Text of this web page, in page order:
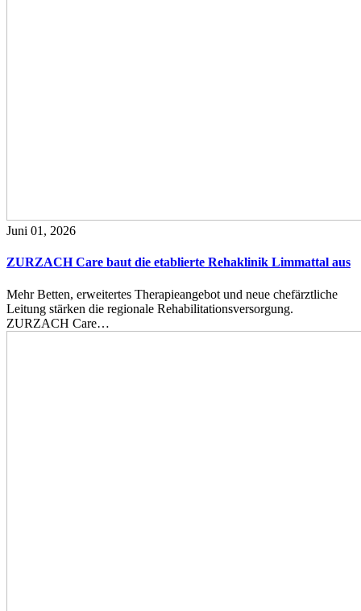
Juni 01, 2026
ZURZACH Care baut die etablierte Rehaklinik Limmattal aus
Mehr Betten, erweitertes Therapieangebot und neue chefärztliche
Leitung stärken die regionale Rehabilitationsversorgung.
ZURZACH Care…